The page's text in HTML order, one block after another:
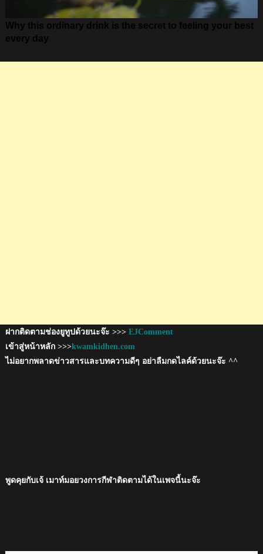
ฝากติดตามช่องยูทูปด้วยนะจ๊ะ >>> EJComment
เข้าสู่หน้าหลัก >>>kwamkidhen.com
ไม่อยากพลาดข่าวสารและบทความดีๆ อย่าลืมกดไลค์ด้วยนะจ๊ะ ^^
พูดคุยกับเจ้ เมาท์มอยวงการกีฬาติดตามได้ในเพจนี้นะจ๊ะ